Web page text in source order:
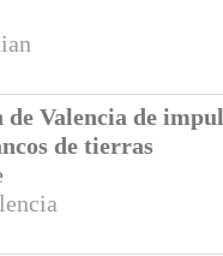
Valencia de
de tierras